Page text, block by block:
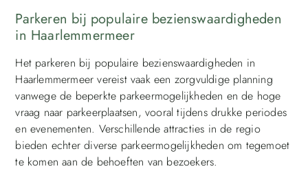
Parkeren bij populaire bezienswaardigheden
in Haarlemmermeer
Het parkeren bij populaire bezienswaardigheden in
Haarlemmermeer vereist vaak een zorgvuldige planning
vanwege de beperkte parkeermogelijkheden en de hoge
vraag naar parkeerplaatsen, vooral tijdens drukke periodes
en evenementen. Verschillende attracties in de regio
bieden echter diverse parkeermogelijkheden om tegemoet
te komen aan de behoeften van bezoekers.